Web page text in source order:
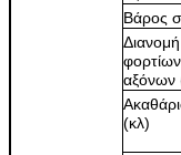
Βάρος
Διανομή
φορτίων
αξόνων
(κλ)